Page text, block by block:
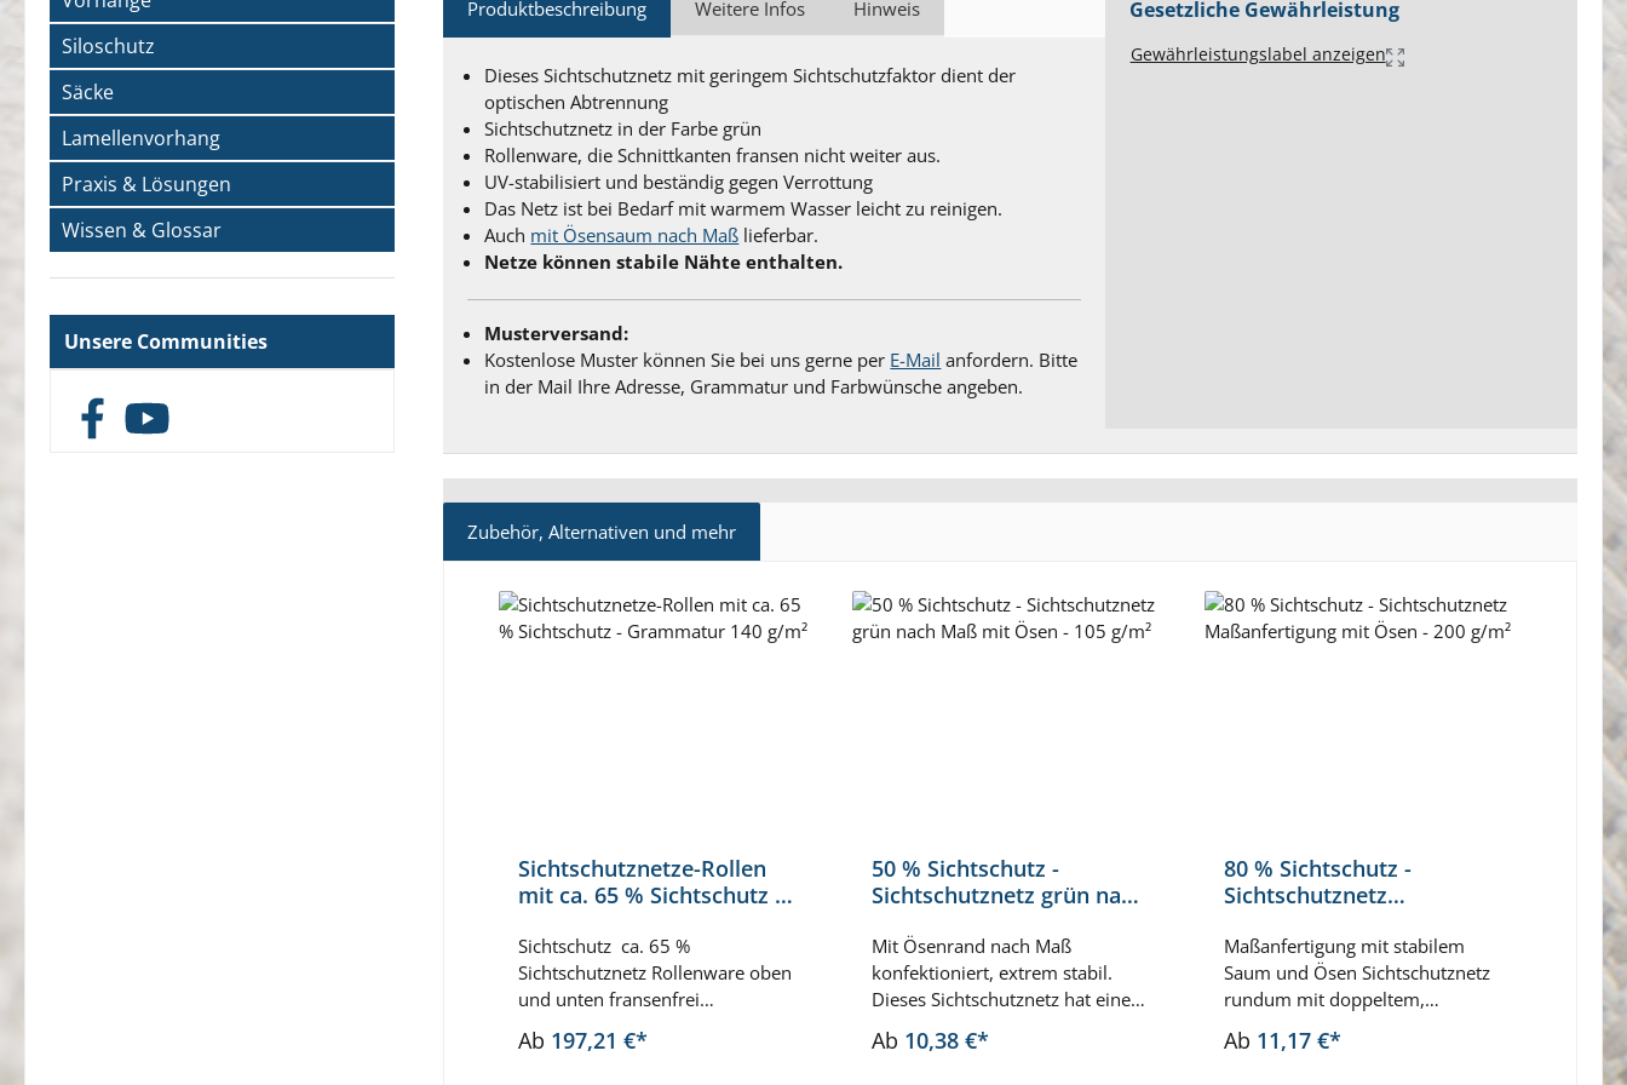
Siloschutz
Säcke
Lamellenvorhang
Praxis & Lösungen
Wissen & Glossar
Unsere Communities
FacebookYouTube
Produktbeschreibung Weitere Infos Hinweis
Dieses Sichtschutznetz mit geringem Sichtschutzfaktor dient der
optischen Abtrennung
Sichtschutznetz in der Farbe grün
Rollenware, die Schnittkanten fransen nicht weiter aus.
UV-stabilisiert und beständig gegen Verrottung
Das Netz ist bei Bedarf mit warmem Wasser leicht zu reinigen.
Auch mit Ösensaum nach Maß lieferbar.
Netze können stabile Nähte enthalten.
Musterversand:
Kostenlose Muster können Sie bei uns gerne per E-Mail anfordern. Bitte
in der Mail Ihre Adresse, Grammatur und Farbwünsche angeben.
Gesetzliche Gewährleistung
Gewährleistungslabel anzeigen
Zubehör, Alternativen und mehr
Produktgalerie überspringen
Sichtschutznetze-Rollen
mit ca. 65 % Sichtschutz -
Sichtschutz ca. 65 %
Sichtschutznetz Rollenware oben
und unten fransenfrei
Sichtschutznetze fransen nicht
Ab 197,21 €*
50 % Sichtschutz -
Sichtschutznetz grün nach
Mit Ösenrand nach Maß
konfektioniert, extrem stabil.
Dieses Sichtschutznetz hat einen
wird häufig als Abtrennung
Ab 10,38 €*
80 % Sichtschutz -
Sichtschutznetz
- 200 g/m²
Maßanfertigung mit stabilem
Saum und Ösen Sichtschutznetz
rundum mit doppeltem,
ein Kunststoffband zur
Ab 11,17 €*
98
fix